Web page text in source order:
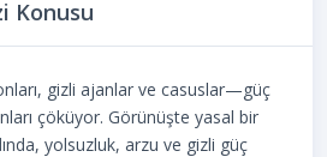
Konusu
gizli ajanlar ve casuslar—güç
çöküyor. Görünüşte yasal bir
yolsuzluk, arzu ve gizli güç